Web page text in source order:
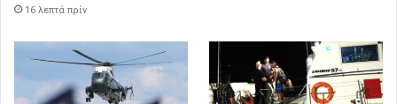
16 λεπτά πρίν